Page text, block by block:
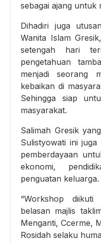
sebagai ajang untuk
Dihadiri juga
Wanita Islam
setengah hari
pengetahuan
menjadi seorang
kebaikan di
Sehingga siap
masyarakat.
Salimah Gresik
Sulistyowati ini
pemberdayaan
ekonomi,
penguatan keluarga.
“Workshop
belasan majlis
Menganti, Ccerme,
Rosidah selaku